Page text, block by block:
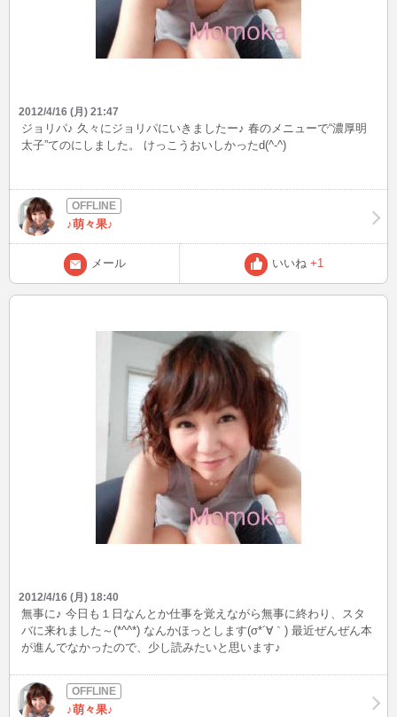
2012/4/16 (月) 21:47
ジョリパ♪ 久々にジョリパにいきましたー♪ 春のメニューで“濃厚明
太子”てのにしました。 けっこうおいしかったd(^-^)
♪萌々果♪
メール いいね +1
2012/4/16 (月) 18:40
無事に♪ 今日も１日なんとか仕事を覚えながら無事に終わり、スタ
バに来れました～(*^^*) なんかほっとします(σ*´∀｀) 最近ぜんぜん本
が進んでなかったので、少し読みたいと思います♪
♪萌々果♪